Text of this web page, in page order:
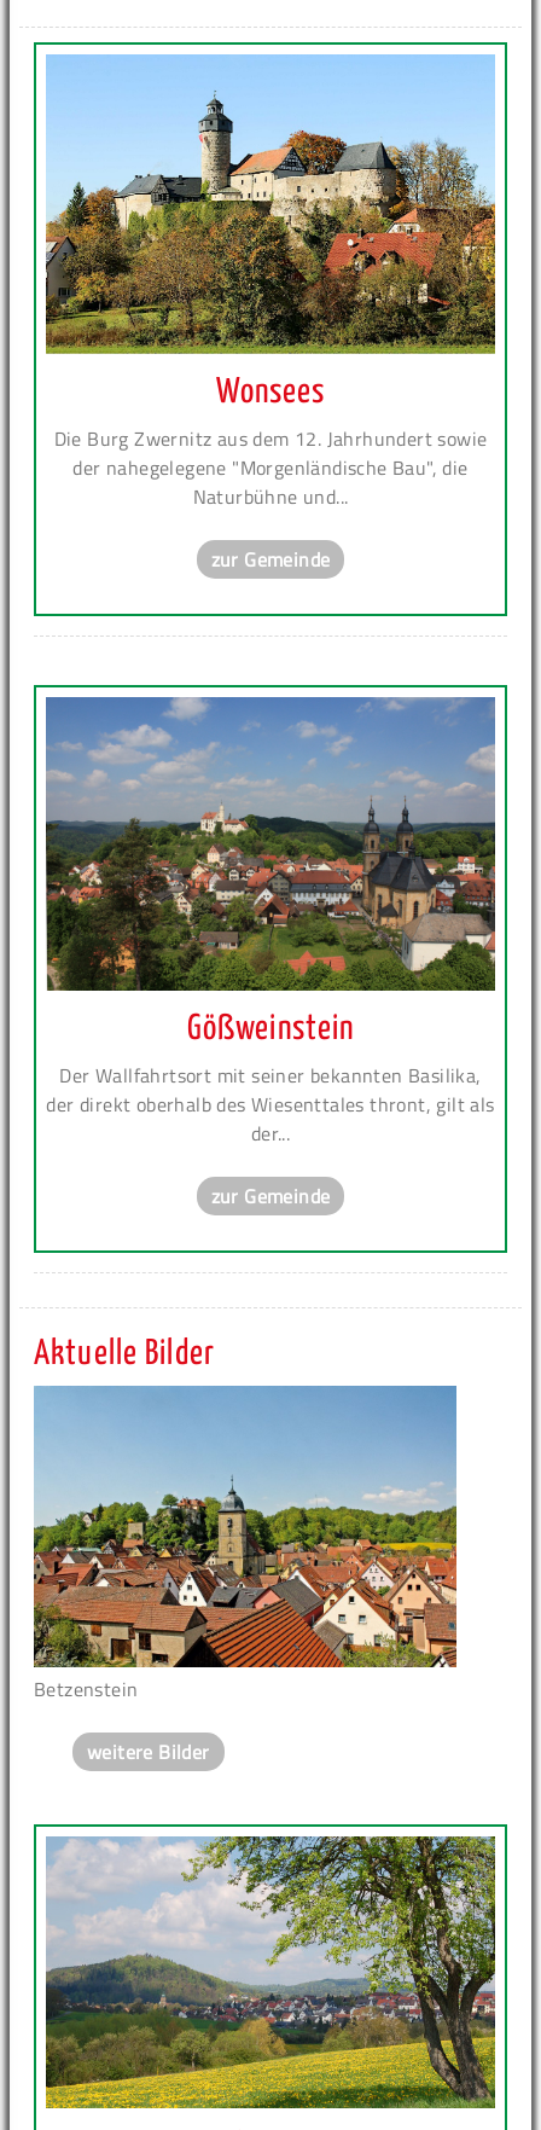
Wonsees
Die Burg Zwernitz aus dem 12. Jahrhundert sowie
der nahegelegene "Morgenländische Bau", die
Naturbühne und...
zur Gemeinde
Gößweinstein
Der Wallfahrtsort mit seiner bekannten Basilika,
der direkt oberhalb des Wiesenttales thront, gilt als
der...
zur Gemeinde
Aktuelle Bilder
Betzenstein
weitere Bilder